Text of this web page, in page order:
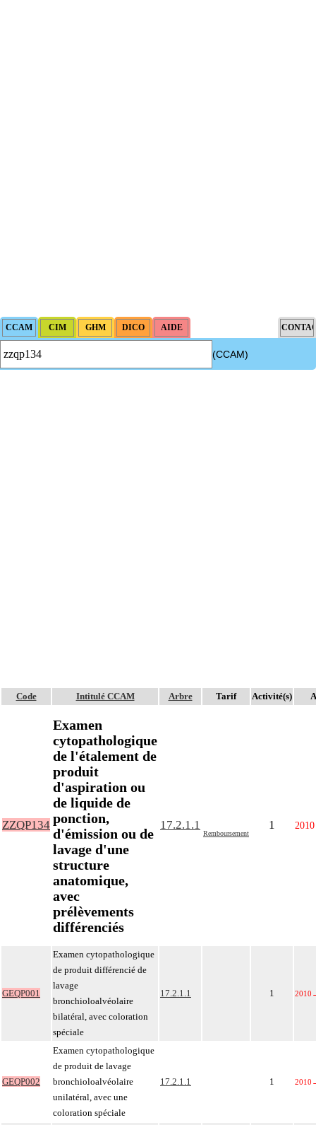
(CCAM)
Code Intitulé CCAM Arbre Tarif Activité(s)
ZZQP134
Examen
cytopathologique
de l'étalement de
produit
d'aspiration ou
de liquide de
ponction,
d'émission ou de
lavage d'une
structure
anatomique,
avec
prélèvements
différenciés
17.2.1.1
Remboursement
1 2010
GEQP001
Examen cytopathologique
de produit différencié de
lavage
bronchioloalvéolaire
bilatéral, avec coloration
spéciale
17.2.1.1 1 2010
GEQP002
Examen cytopathologique
de produit de lavage
bronchioloalvéolaire
unilatéral, avec une
coloration spéciale
17.2.1.1 1 2010